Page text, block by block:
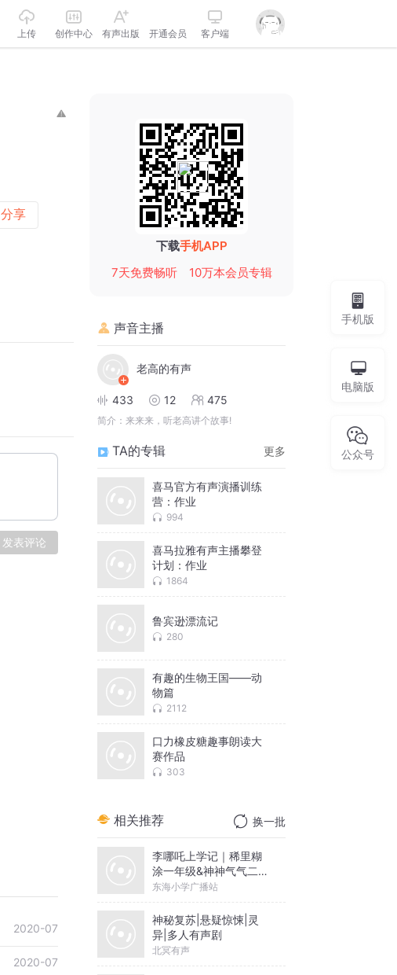
上传 创作中心 有声出版 开通会员 客户端
分享
发表评论
2020-07
2020-07
下载手机APP
7天免费畅听
10万本会员专辑
声音主播
老高的有声
433 12 475
简介： 来来来，听老高讲个故事!
TA的专辑 更多
喜马官方有声演播训练
营：作业
994
喜马拉雅有声主播攀登
计划：作业
1864
鲁宾逊漂流记
280
有趣的生物王国——动
物篇
2112
口力橡皮糖趣事朗读大
赛作品
303
相关推荐 换一批
李哪吒上学记｜稀里糊
涂一年级&神神气气二年
级
东海小学广播站
神秘复苏|悬疑惊悚|灵
异|多人有声剧
北冥有声
手机版
电脑版
公众号